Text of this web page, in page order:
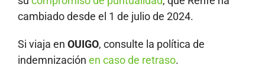
cambiado desde el 1 de julio de 2024.
Si viaja en OUIGO, consulte la política de
indemnización en caso de retraso.